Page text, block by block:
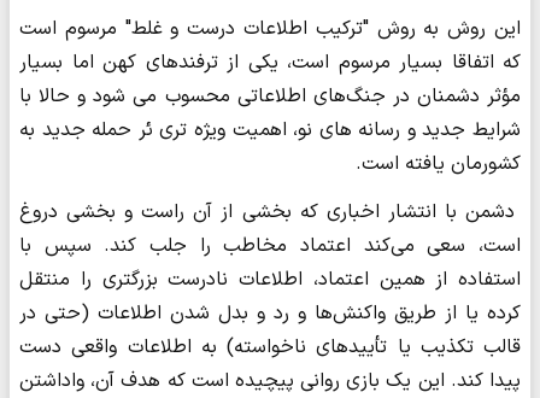
این روش به روش "ترکیب اطلاعات درست و غلط" مرسوم است
که اتفاقا بسیار مرسوم است، یکی از ترفندهای کهن اما بسیار
مؤثر دشمنان در جنگ‌های اطلاعاتی محسوب می شود و حالا با
شرایط جدید و رسانه های نو، اهمیت ویژه تری ئر حمله جدید به
کشورمان یافته است.
دشمن با انتشار اخباری که بخشی از آن راست و بخشی دروغ
است، سعی می‌کند اعتماد مخاطب را جلب کند. سپس با
استفاده از همین اعتماد، اطلاعات نادرست بزرگتری را منتقل
کرده یا از طریق واکنش‌ها و رد و بدل شدن اطلاعات (حتی در
قالب تکذیب یا تأییدهای ناخواسته) به اطلاعات واقعی دست
پیدا کند. این یک بازی روانی پیچیده است که هدف آن، واداشتن